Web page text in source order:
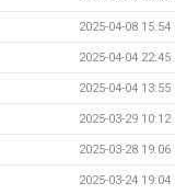
2025-04-08 15:54
2025-04-04 22:45
2025-04-04 13:55
2025-03-29 10:12
2025-03-28 19:06
2025-03-24 19:04